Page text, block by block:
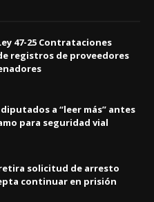
47-25 Contrataciones
registros de proveedores
a “leer más” antes
para seguridad vial
solicitud de arresto
continuar en prisión